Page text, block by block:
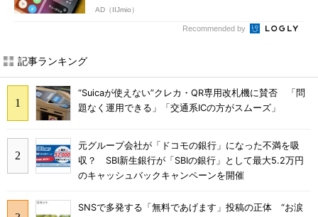
AD（IIJmio）
Recommended by
記事ランキング
“Suicaが使えない”クレカ・QR専用改札機に賛否 「問
題なく運用できる」「交通系ICの方がスムーズ」
元グループ会社が「ドコモの銀行」になった不満を吸
収？ SBI新生銀行が「SBIの銀行」として最大5.2万円
のキャッシュバックキャンペーンを開催
SNSで多発する「無料であげます」投稿の正体 “お涙